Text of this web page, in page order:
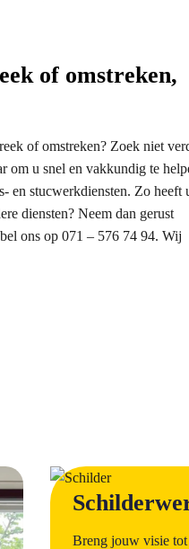
of omstreken,
of omstreken? Zoek niet
om u snel en vakkundig te
en stucwerkdiensten. Zo heeft
diensten? Neem dan gerust
ons op 071 – 576 74 94. Wij
Breng jouw visie tot
a